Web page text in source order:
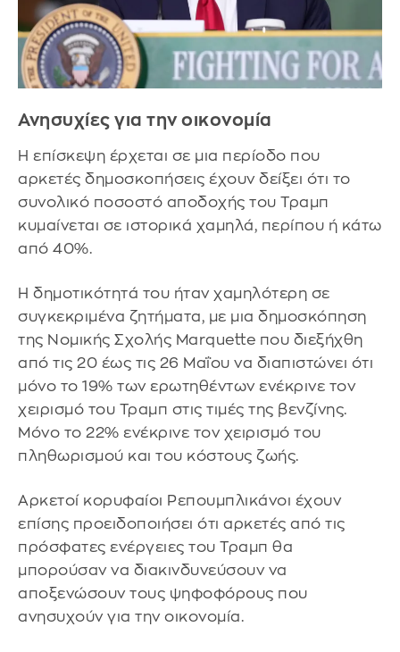
Ανησυχίες για την οικονομία
Η επίσκεψη έρχεται σε μια περίοδο που
αρκετές δημοσκοπήσεις έχουν δείξει ότι το
συνολικό ποσοστό αποδοχής του Τραμπ
κυμαίνεται σε ιστορικά χαμηλά, περίπου ή κάτω
από 40%.
Η δημοτικότητά του ήταν χαμηλότερη σε
συγκεκριμένα ζητήματα, με μια δημοσκόπηση
της Νομικής Σχολής Marquette που διεξήχθη
από τις 20 έως τις 26 Μαΐου να διαπιστώνει ότι
μόνο το 19% των ερωτηθέντων ενέκρινε τον
χειρισμό του Τραμπ στις τιμές της βενζίνης.
Μόνο το 22% ενέκρινε τον χειρισμό του
πληθωρισμού και του κόστους ζωής.
Αρκετοί κορυφαίοι Ρεπουμπλικάνοι έχουν
επίσης προειδοποιήσει ότι αρκετές από τις
πρόσφατες ενέργειες του Τραμπ θα
μπορούσαν να διακινδυνεύσουν να
αποξενώσουν τους ψηφοφόρους που
ανησυχούν για την οικονομία.